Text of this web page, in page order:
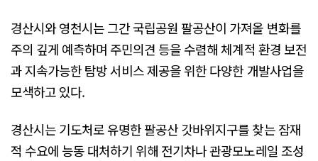
경산시와 영천시는 그간 국립공원 팔공산이 가져올 변화를
주의 깊게 예측하며 주민의견 등을 수렴해 체계적 환경 보전
과 지속가능한 탐방 서비스 제공을 위한 다양한 개발사업을
모색하고 있다.
경산시는 기도처로 유명한 팔공산 갓바위지구를 찾는 잠재
적 수요에 능동 대처하기 위해 전기차나 관광모노레일 조성